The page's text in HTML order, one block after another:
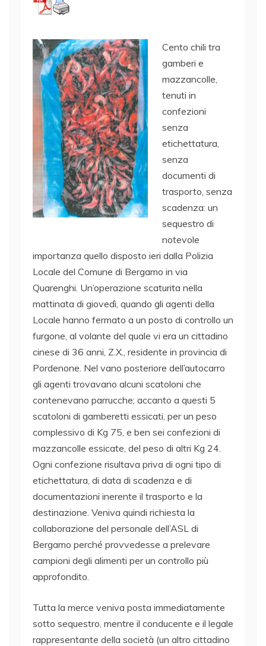
Cento chili tra
gamberi e
mazzancolle,
tenuti in
confezioni
senza
etichettatura,
senza
documenti di
trasporto, senza
scadenza: un
sequestro di
notevole
importanza quello disposto ieri dalla Polizia
Locale del Comune di Bergamo in via
Quarenghi. Un’operazione scaturita nella
mattinata di giovedì, quando gli agenti della
Locale hanno fermato a un posto di controllo un
furgone, al volante del quale vi era un cittadino
cinese di 36 anni, Z.X., residente in provincia di
Pordenone. Nel vano posteriore dell’autocarro
gli agenti trovavano alcuni scatoloni che
contenevano parrucche; accanto a questi 5
scatoloni di gamberetti essicati, per un peso
complessivo di Kg 75, e ben sei confezioni di
mazzancolle essicate, del peso di altri Kg 24.
Ogni confezione risultava priva di ogni tipo di
etichettatura, di data di scadenza e di
documentazioni inerente il trasporto e la
destinazione. Veniva quindi richiesta la
collaborazione del personale dell’ASL di
Bergamo perché provvedesse a prelevare
campioni degli alimenti per un controllo più
approfondito.
Tutta la merce veniva posta immediatamente
sotto sequestro, mentre il conducente e il legale
rappresentante della società (un altro cittadino